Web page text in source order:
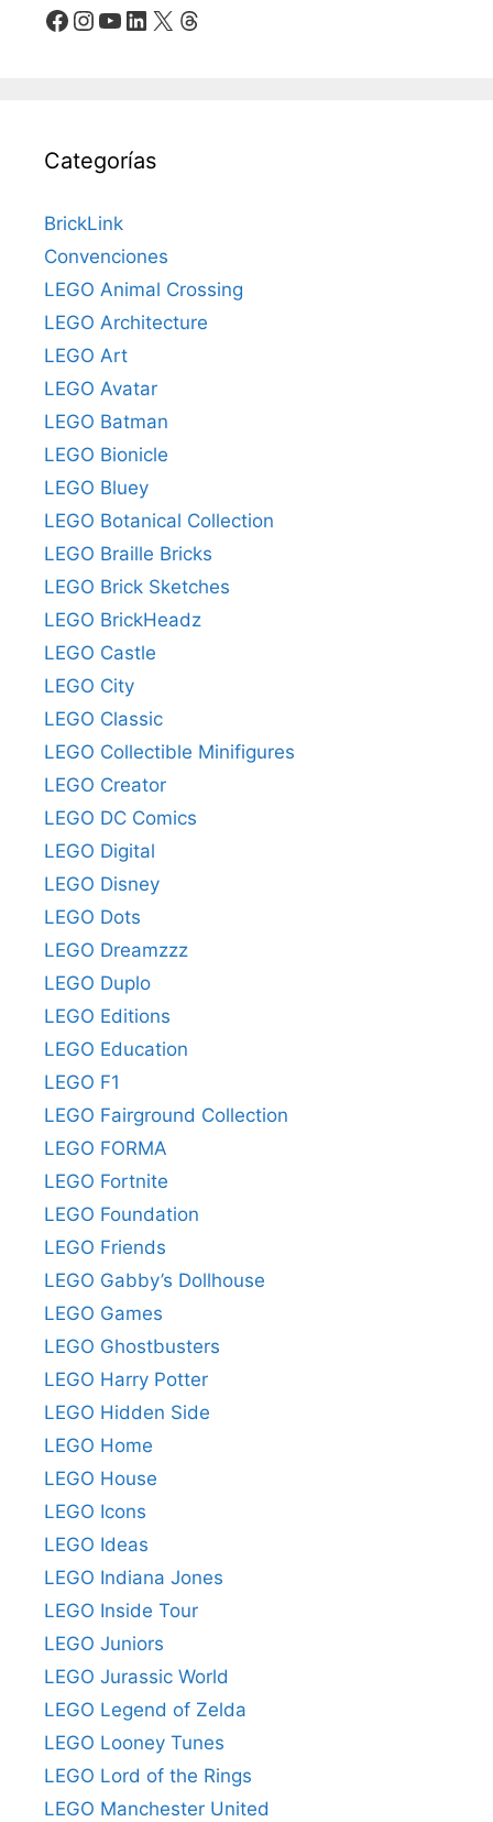
Facebook
Instagram
YouTube
LinkedIn
X Threads
Categorías
BrickLink
Convenciones
LEGO Animal Crossing
LEGO Architecture
LEGO Art
LEGO Avatar
LEGO Batman
LEGO Bionicle
LEGO Bluey
LEGO Botanical Collection
LEGO Braille Bricks
LEGO Brick Sketches
LEGO BrickHeadz
LEGO Castle
LEGO City
LEGO Classic
LEGO Collectible Minifigures
LEGO Creator
LEGO DC Comics
LEGO Digital
LEGO Disney
LEGO Dots
LEGO Dreamzzz
LEGO Duplo
LEGO Editions
LEGO Education
LEGO F1
LEGO Fairground Collection
LEGO FORMA
LEGO Fortnite
LEGO Foundation
LEGO Friends
LEGO Gabby’s Dollhouse
LEGO Games
LEGO Ghostbusters
LEGO Harry Potter
LEGO Hidden Side
LEGO Home
LEGO House
LEGO Icons
LEGO Ideas
LEGO Indiana Jones
LEGO Inside Tour
LEGO Juniors
LEGO Jurassic World
LEGO Legend of Zelda
LEGO Looney Tunes
LEGO Lord of the Rings
LEGO Manchester United